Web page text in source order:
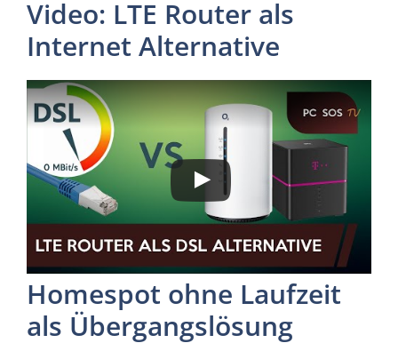
Video: LTE Router als
Internet Alternative
Homespot ohne Laufzeit
als Übergangslösung